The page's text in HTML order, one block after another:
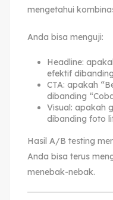
mengetahui
Anda bisa menguji:
Headline:
efektif
CTA: apakah
dibanding
Visual: apakah
dibanding foto
Hasil A/B testing
Anda bisa terus
menebak-nebak.